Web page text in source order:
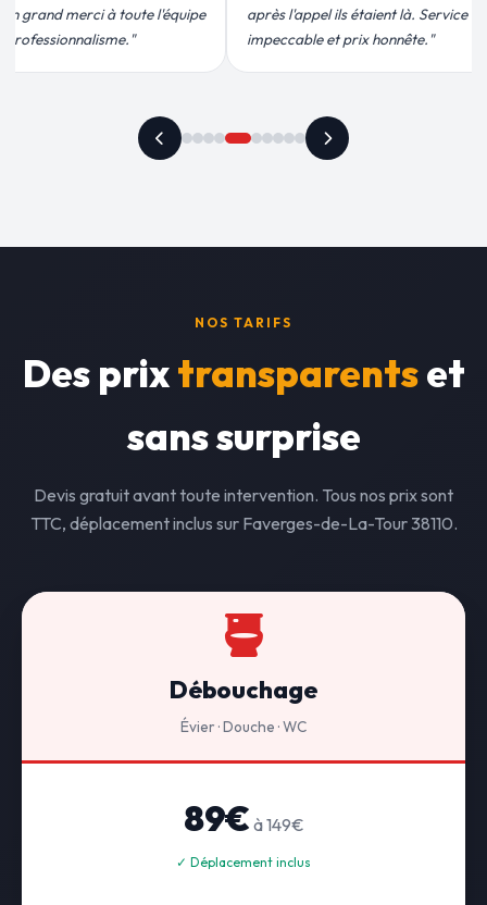
étaient là. Service
prix honnête."
conforme, chantier propre. Je
recommande vivement."
NOS TARIFS
Des prixtransparentset
sans surprise
Devis gratuit avant toute intervention. Tous nos prix sont
TTC, déplacement inclus sur Faverges-de-La-Tour 38110.
Débouchage
Évier · Douche · WC
89€ à 149€
✓ Déplacement inclus